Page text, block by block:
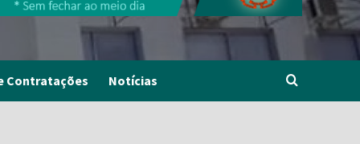
Contratações Notícias